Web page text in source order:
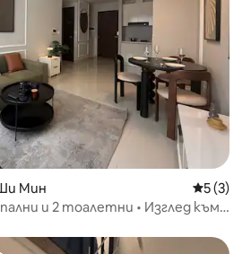
Мин Средна
5 (3)
и 2 тоалетни • Изглед към